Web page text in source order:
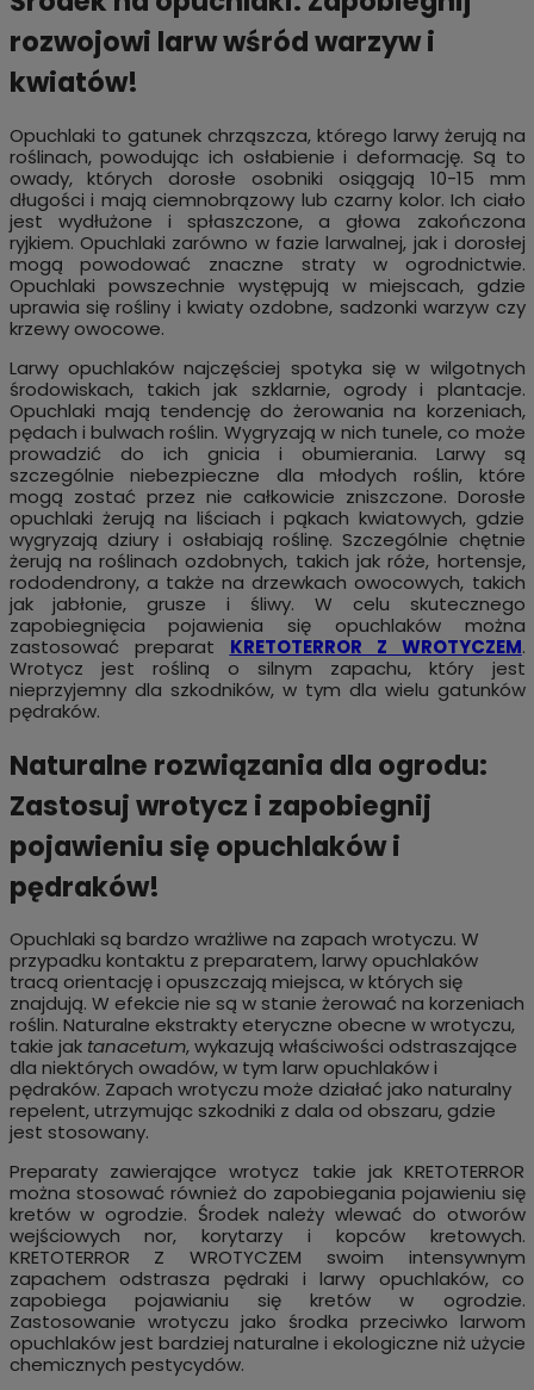
rozwojowi larw wśród warzyw i
kwiatów!
Opuchlaki to gatunek chrząszcza, którego larwy żerują na
roślinach, powodując ich osłabienie i deformację. Są to
owady, których dorosłe osobniki osiągają 10-15 mm
długości i mają ciemnobrązowy lub czarny kolor. Ich ciało
jest wydłużone i spłaszczone, a głowa zakończona
ryjkiem. Opuchlaki zarówno w fazie larwalnej, jak i dorosłej
mogą powodować znaczne straty w ogrodnictwie.
Opuchlaki powszechnie występują w miejscach, gdzie
uprawia się rośliny i kwiaty ozdobne, sadzonki warzyw czy
krzewy owocowe.
Larwy opuchlaków najczęściej spotyka się w wilgotnych
środowiskach, takich jak szklarnie, ogrody i plantacje.
Opuchlaki mają tendencję do żerowania na korzeniach,
pędach i bulwach roślin. Wygryzają w nich tunele, co może
prowadzić do ich gnicia i obumierania. Larwy są
szczególnie niebezpieczne dla młodych roślin, które
mogą zostać przez nie całkowicie zniszczone. Dorosłe
opuchlaki żerują na liściach i pąkach kwiatowych, gdzie
wygryzają dziury i osłabiają roślinę. Szczególnie chętnie
żerują na roślinach ozdobnych, takich jak róże, hortensje,
rododendrony, a także na drzewkach owocowych, takich
jak jabłonie, grusze i śliwy. W celu skutecznego
zapobiegnięcia pojawienia się opuchlaków można
zastosować preparat KRETOTERROR Z WROTYCZEM.
Wrotycz jest rośliną o silnym zapachu, który jest
nieprzyjemny dla szkodników, w tym dla wielu gatunków
pędraków.
Naturalne rozwiązania dla ogrodu:
Zastosuj wrotycz i zapobiegnij
pojawieniu się opuchlaków i
pędraków!
Opuchlaki są bardzo wrażliwe na zapach wrotyczu. W
przypadku kontaktu z preparatem, larwy opuchlaków
tracą orientację i opuszczają miejsca, w których się
znajdują. W efekcie nie są w stanie żerować na korzeniach
roślin. Naturalne ekstrakty eteryczne obecne w wrotyczu,
takie jak tanacetum, wykazują właściwości odstraszające
dla niektórych owadów, w tym larw opuchlaków i
pędraków. Zapach wrotyczu może działać jako naturalny
repelent, utrzymując szkodniki z dala od obszaru, gdzie
jest stosowany.
Preparaty zawierające wrotycz takie jak KRETOTERROR
można stosować również do zapobiegania pojawieniu się
kretów w ogrodzie. Środek należy wlewać do otworów
wejściowych nor, korytarzy i kopców kretowych.
KRETOTERROR Z WROTYCZEM swoim intensywnym
zapachem odstrasza pędraki i larwy opuchlaków, co
zapobiega pojawianiu się kretów w ogrodzie.
Zastosowanie wrotyczu jako środka przeciwko larwom
opuchlaków jest bardziej naturalne i ekologiczne niż użycie
chemicznych pestycydów.